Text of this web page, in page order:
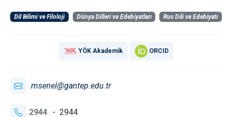
Dil Bilimi ve Filoloji Dünya Dilleri ve Edebiyatları Rus Dili ve Edebiyatı
YÖK Akademik ORCID
msenel@gantep.edu.tr
2944 - 2944